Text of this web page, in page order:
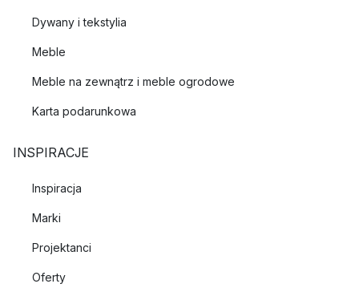
Dywany i tekstylia
Meble
Meble na zewnątrz i meble ogrodowe
Karta podarunkowa
INSPIRACJE
Inspiracja
Marki
Projektanci
Oferty